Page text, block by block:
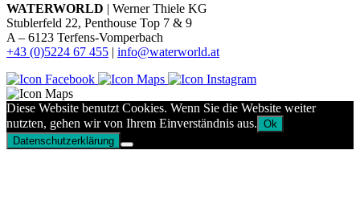
WATERWORLD | Werner Thiele KG
Stublerfeld 22, Penthouse Top 7 & 9
A – 6123 Terfens-Vomperbach
+43 (0)5224 67 455 | info@waterworld.at
Diese Website benutzt Cookies. Wenn Sie die Website weiter
nutzten, gehen wir von Ihrem Einverständnis aus. Ok
Datenschutzerklärung